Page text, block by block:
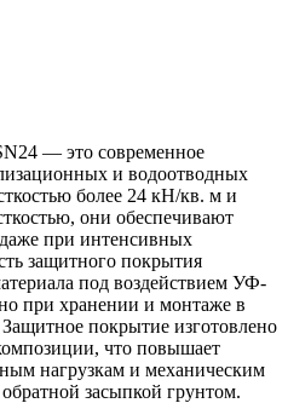
— это современное
и водоотводных
более 24 кН/кв. м и
они обеспечивают
при интенсивных
защитного покрытия
под воздействием УФ-
при хранении и монтаже в
покрытие изготовлено
что повышает
нагрузкам и механическим
засыпкой грунтом.